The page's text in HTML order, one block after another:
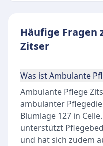
Häufige Fragen
Zitser
Was ist Ambulante
Ambulante Pflege
ambulanter
Blumlage 127 in
unterstützt
und hat sich zudem